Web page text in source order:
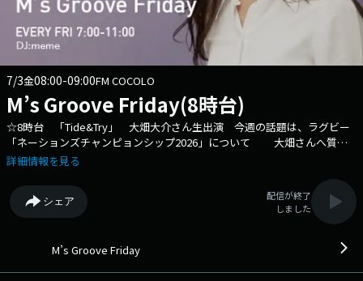
7/3金08:00-09:00FM COCOLO
M’s Groove Friday(8時台)
☆8時台 「Tide&Try」 大畑大介さん生出演 今週の話題は、ラグビー
「ネーションズチャンピョンシップ2026」について 大畑さんへ質問
を送っていただいた方の中から抽選で1組2名の方に、 「神戸シーバス
Tips」 お掃除に役立つ豆知識を教えていただきます！ 大江千里さん
からのメッセージをお届け！ ☆10時台 「兵庫日産START ON A
JOURNEY」 ドライビングミュージックや、週末アクティビティにおす
ト・メッセージ ●facebookページ ●twitterハッシュタグ
詳細情報を見る
シェア
配信が終了
しました
M’s Groove Friday